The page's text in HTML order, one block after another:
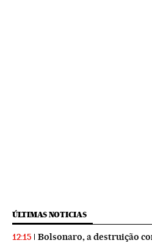
ÚLTIMAS NOTICIAS
12:15 Bolsonaro, a destruição